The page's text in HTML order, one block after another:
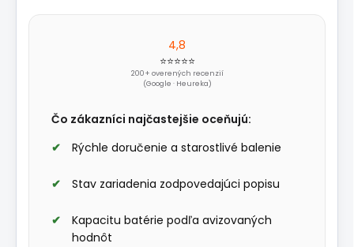
4,8
⭐⭐⭐⭐⭐
200+ overených recenzií
(Google · Heureka)
Čo zákazníci najčastejšie oceňujú:
Rýchle doručenie a starostlivé balenie
Stav zariadenia zodpovedajúci popisu
Kapacitu batérie podľa avizovaných
hodnôt